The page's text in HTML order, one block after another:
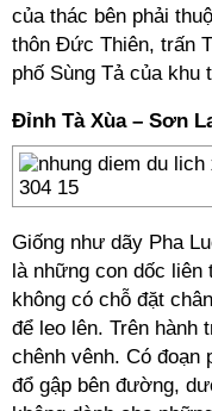
của thác bên phải
thôn Đức Thiên, trấn
phố Sùng Tả của khu
Đỉnh Tà Xùa – Sơn
Giống như dãy Pha
là những con dốc liên
không có chỗ đặt
để leo lên. Trên hành
chênh vênh. Có đoạn
đổ gập bên đường,